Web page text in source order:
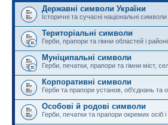
Державні символи України
Історичні та сучасні національні символи
Територіальні символи
Герби, прапори та гімни областей і
Муніципальні символи
Герби, печатки, прапори та гімни міст,
Корпоративні символи
Герби та прапори установ, об'єднань та
Особові й родові символи
Герби, печатки та прапори окремих осіб і